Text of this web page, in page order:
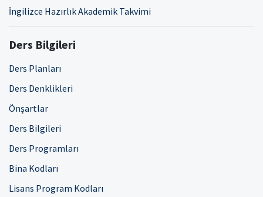
İngilizce Hazırlık Akademik Takvimi
Ders Bilgileri
Ders Planları
Ders Denklikleri
Önşartlar
Ders Bilgileri
Ders Programları
Bina Kodları
Lisans Program Kodları